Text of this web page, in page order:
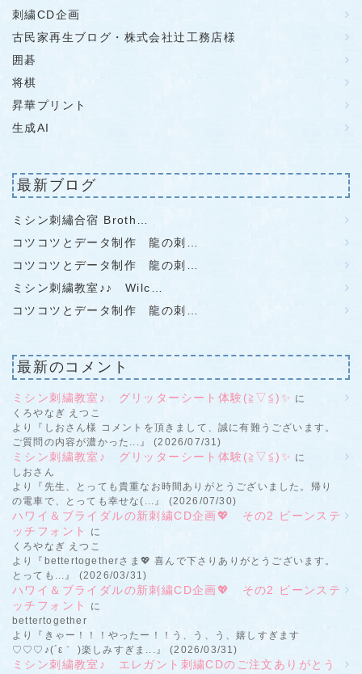
刺繍CD企画
古民家再生ブログ・株式会社辻工務店様
囲碁
将棋
昇華プリント
生成AI
最新ブログ
ミシン刺繡合宿 Broth…
コツコツとデータ制作 龍の刺…
コツコツとデータ制作 龍の刺…
ミシン刺繍教室♪♪ Wilc…
コツコツとデータ制作 龍の刺…
最新のコメント
ミシン刺繍教室♪ グリッターシート体験(≧▽≦)✨ に
くろやなぎ えつこ
より『しおさん様 コメントを頂きまして、誠に有難うございます。
ご質問の内容が濃かった...』 (2026/07/31)
ミシン刺繍教室♪ グリッターシート体験(≧▽≦)✨ に
しおさん
より『先生、とっても貴重なお時間ありがとうございました。帰り
の電車で、とっても幸せな(...』 (2026/07/30)
ハワイ＆ブライダルの新刺繍CD企画💖 その2 ビーンステ
ッチフォント
に
くろやなぎ えつこ
より『bettertogetherさま💖 喜んで下さりありがとうございます。
とっても...』 (2026/03/31)
ハワイ＆ブライダルの新刺繍CD企画💖 その2 ビーンステ
ッチフォント
に
bettertogether
より『きゃー！！！やったー！！う、う、う、嬉しすぎます
♡♡♡♪(´ε｀ )楽しみすぎま...』 (2026/03/31)
ミシン刺繍教室♪ エレガント刺繍CDのご注文ありがとう